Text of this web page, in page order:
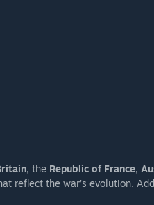
, the Republic of France,
reflect the war’s evolution.